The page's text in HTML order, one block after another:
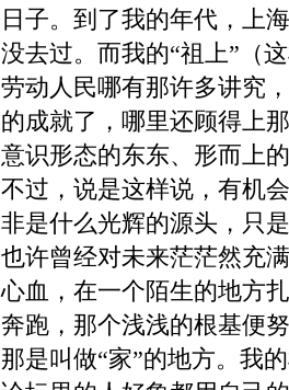
日子。到了我的年代，上
没去过。而我的“祖上”（
劳动人民哪有那许多讲究
的成就了，哪里还顾得上
意识形态的东东、形而上
不过，说是这样说，有机
非是什么光辉的源头，只
也许曾经对未来茫茫然充
心血，在一个陌生的地方
奔跑，那个浅浅的根基便
那是叫做“家”的地方。我